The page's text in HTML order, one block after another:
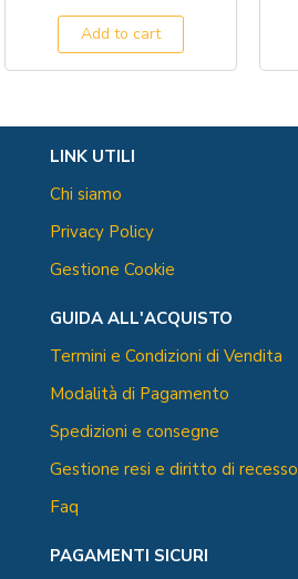
Add to cart
LINK UTILI
Chi siamo
Privacy Policy
Gestione Cookie
GUIDA ALL'ACQUISTO
Termini e Condizioni di Vendita
Modalità di Pagamento
Spedizioni e consegne
Gestione resi e diritto di recesso
Faq
PAGAMENTI SICURI